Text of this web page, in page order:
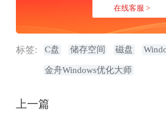
在线客服 >
标签: C盘 储存空间 磁盘
金舟Windows优化大师
上一篇